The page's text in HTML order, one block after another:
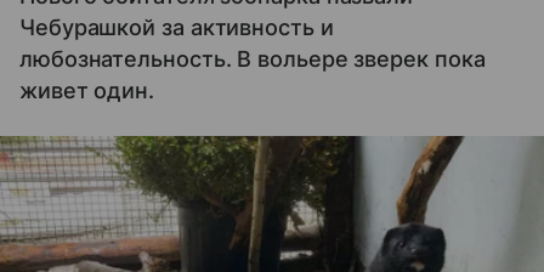
Чебурашкой за активность и
любознательность. В вольере зверек пока
живет один.